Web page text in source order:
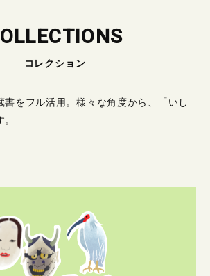
コレクション
書をフル活用。様々な角度から、「いし